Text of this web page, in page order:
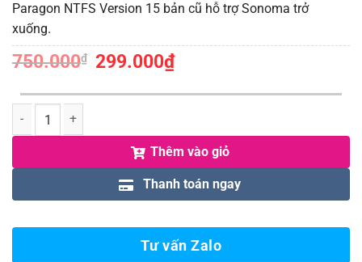
Paragon NTFS Version 15 bản cũ hỗ trợ Sonoma trở
xuống.
750.000₫
Giá
gốc
750.000₫.
299.000₫Giá
hiện
là:
Thêm vào giỏ
Thanh toán ngay
Tư vấn Zalo